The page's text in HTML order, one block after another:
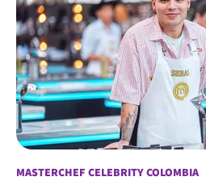
MASTERCHEF CELEBRITY COLOMBIA